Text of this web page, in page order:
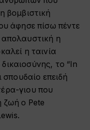
βομβιστική
άφησε πίσω πέντε
η
η ταινία
το “In
επειδή
γιου που
ζωή ο Pete